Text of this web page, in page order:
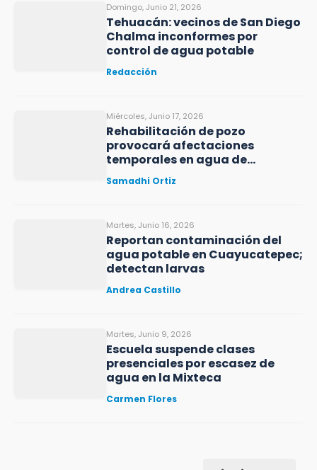
Domingo, Junio 21, 2026
Tehuacán: vecinos de San Diego
Chalma inconformes por
control de agua potable
Redacción
Miércoles, Junio 17, 2026
Rehabilitación de pozo
provocará afectaciones
temporales en agua de
Nealtican
Samadhi Ortiz
Martes, Junio 16, 2026
Reportan contaminación del
agua potable en Cuayucatepec;
detectan larvas
Andrea Castillo
Martes, Junio 9, 2026
Escuela suspende clases
presenciales por escasez de
agua en la Mixteca
Carmen Flores